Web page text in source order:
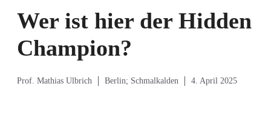
Wer ist hier der Hidden
Champion?
Prof. Mathias Ulbrich Berlin; Schmalkalden 4. April 2025